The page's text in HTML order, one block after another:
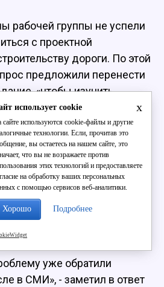
рабочей группы не успели
с проектной
дороги. По этой
предложили перенести
«чтобы изучить
ситуацию в Вересниках
«Дирекции дорожного
Ишутинова, однако тот за
не стал:
видел, прокомментировать
проект прошёл экспертизу.
уже обратили
в СМИ», - заметил в ответ
x
использует cookie
сайте используются cookie-файлы и другие
технологии. Если, прочитав это
вы остаетесь на нашем сайте, это
что вы не возражаете против
этих технологий и предоставляете
на обработку ваших персональных
с помощью сервисов веб-аналитики.
Хорошо Подробнее